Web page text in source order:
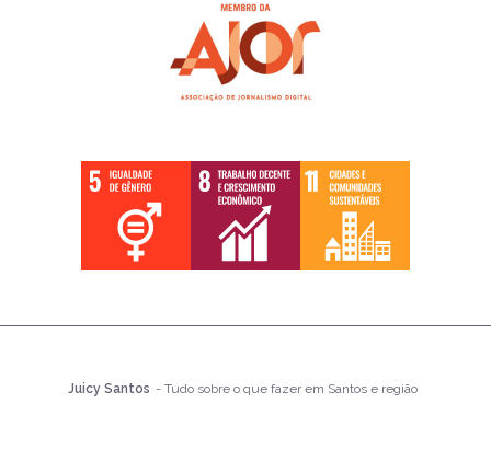
Juicy Santos - Tudo sobre o que fazer em Santos e região